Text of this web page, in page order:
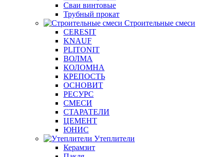
Сваи винтовые
Трубный прокат
Строительные смеси
CERESIT
KNAUF
PLITONIT
ВОЛМА
КОЛОМНА
КРЕПОСТЬ
ОСНОВИТ
РЕСУРС
СМЕСИ
СТАРАТЕЛИ
ЦЕМЕНТ
ЮНИС
Утеплители
Керамзит